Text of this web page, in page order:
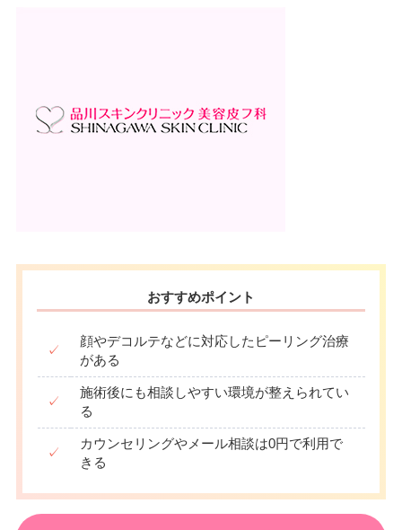
おすすめポイント
✓
顔やデコルテなどに対応したピーリング治療
がある
✓
施術後にも相談しやすい環境が整えられてい
る
✓
カウンセリングやメール相談は0円で利用で
きる